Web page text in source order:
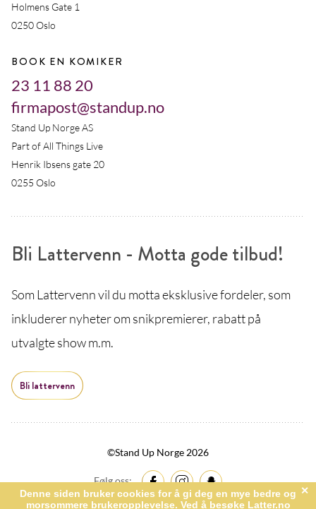
Holmens Gate 1
0250 Oslo
BOOK EN KOMIKER
23 11 88 20
firmapost@standup.no
Stand Up Norge AS
Part of All Things Live
Henrik Ibsens gate 20
0255 Oslo
Bli Lattervenn - Motta gode tilbud!
Som Lattervenn vil du motta eksklusive fordeler, som
inkluderer nyheter om snikpremierer, rabatt på
utvalgte show m.m.
Bli lattervenn
©Stand Up Norge 2026
Følg oss: